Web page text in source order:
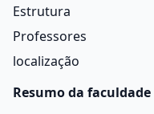
Estrutura
Professores
localização
Resumo da faculdade